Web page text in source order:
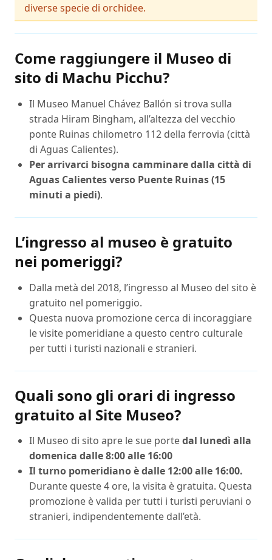
diverse specie di orchidee.
Come raggiungere il Museo di
sito di Machu Picchu?
Il Museo Manuel Chávez Ballón si trova sulla
strada Hiram Bingham, all’altezza del vecchio
ponte Ruinas chilometro 112 della ferrovia (città
di Aguas Calientes).
Per arrivarci bisogna camminare dalla città di
Aguas Calientes verso Puente Ruinas (15
minuti a piedi).
L’ingresso al museo è gratuito
nei pomeriggi?
Dalla metà del 2018, l’ingresso al Museo del sito è
gratuito nel pomeriggio.
Questa nuova promozione cerca di incoraggiare
le visite pomeridiane a questo centro culturale
per tutti i turisti nazionali e stranieri.
Quali sono gli orari di ingresso
gratuito al Site Museo?
Il Museo di sito apre le sue portedal lunedì alla
domenica dalle 8:00 alle 16:00
Il turno pomeridiano è dalle 12:00 alle 16:00.
Durante queste 4 ore, la visita è gratuita. Questa
promozione è valida per tutti i turisti peruviani o
stranieri, indipendentemente dall’età.